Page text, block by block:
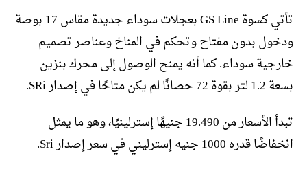
تأتي كسوة GS Line بعجلات سوداء جديدة مقاس 17 بوصة
ودخول بدون مفتاح وتحكم في المناخ وعناصر تصميم
خارجية سوداء. كما أنه يمنح الوصول إلى محرك بنزين
بسعة 1.2 لتر بقوة 72 حصانًا لم يكن متاحًا في إصدار SRi.
تبدأ الأسعار من 19.490 جنيهًا إسترلينيًا، وهو ما يمثل
انخفاضًا قدره 1000 جنيه إسترليني في سعر إصدار Sri.